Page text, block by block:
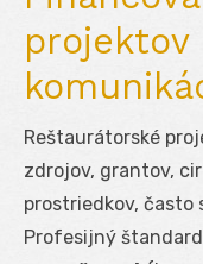
projektov
Reštaurátorské
zdrojov, grantov,
prostriedkov, často
Profesijný